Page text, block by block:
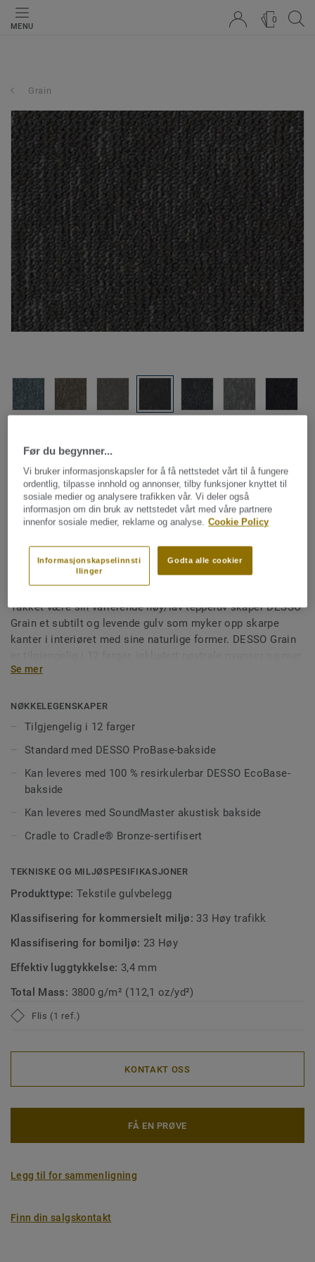
MENU
0
Grain
SE PRODUKTET I ET ROM
Teppefliser
Grain - Grain B867 9111
Takket være sin varierende høy/lav teppeluv skaper DESSO
Grain et subtilt og levende gulv som myker opp skarpe
kanter i interiøret med sine naturlige former. DESSO Grain
vibrerende farger som Bold Red og Grass Green.
Se mer
NØKKELEGENSKAPER
Tilgjengelig i 12 farger
Standard med DESSO ProBase-bakside
Kan leveres med 100 % resirkulerbar DESSO EcoBase-
bakside
Kan leveres med SoundMaster akustisk bakside
Cradle to Cradle® Bronze-sertifisert
TEKNISKE OG MILJØSPESIFIKASJONER
Produkttype: Tekstile gulvbelegg
Klassifisering for kommersielt miljø: 33 Høy trafikk
Klassifisering for bomiljø: 23 Høy
Effektiv luggtykkelse: 3,4 mm
Total Mass: 3800 g/m² (112,1 oz/yd²)
Flis (1 ref.)
KONTAKT OSS
FÅ EN PRØVE
Legg til for sammenligning
Finn din salgskontakt
Før du begynner...
Vi bruker informasjonskapsler for å få nettstedet vårt til å fungere
ordentlig, tilpasse innhold og annonser, tilby funksjoner knyttet til
sosiale medier og analysere trafikken vår. Vi deler også
informasjon om din bruk av nettstedet vårt med våre partnere
innenfor sosiale medier, reklame og analyse. Cookie Policy
Godta alle cookier
Informasjonskapselinnsti
llinger